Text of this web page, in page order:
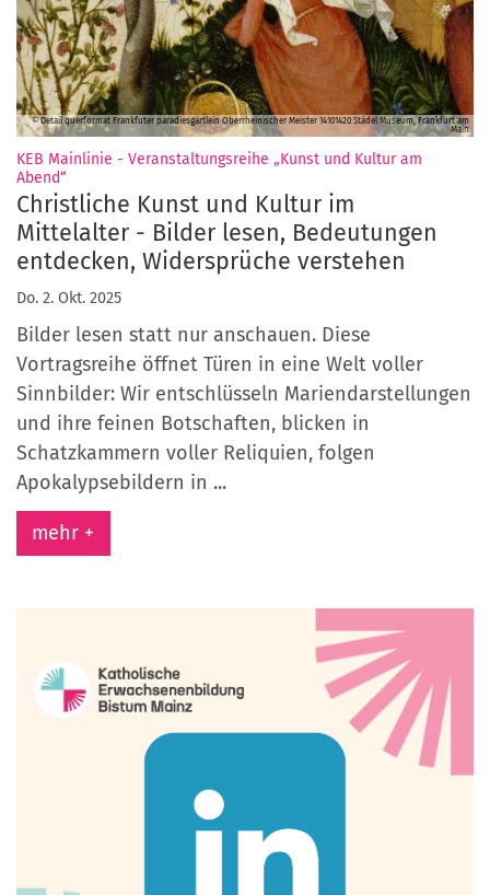
© Detail querformat Frankfuter paradiesgärtlein Oberrheinischer Meister 14101420 Städel Museum, Frankfurt am
Main
KEB Mainlinie - Veranstaltungsreihe „Kunst und Kultur am
Abend“
Christliche Kunst und Kultur im
Mittelalter - Bilder lesen, Bedeutungen
entdecken, Widersprüche verstehen
Do. 2. Okt. 2025
Bilder lesen statt nur anschauen. Diese
Vortragsreihe öffnet Türen in eine Welt voller
Sinnbilder: Wir entschlüsseln Mariendarstellungen
und ihre feinen Botschaften, blicken in
Schatzkammern voller Reliquien, folgen
Apokalypsebildern in ...
mehr +